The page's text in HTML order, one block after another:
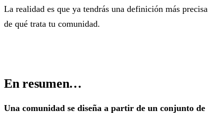
La realidad es que ya tendrás una definición más precisa
de qué trata tu comunidad.
En resumen…
Una comunidad se diseña a partir de un conjunto de